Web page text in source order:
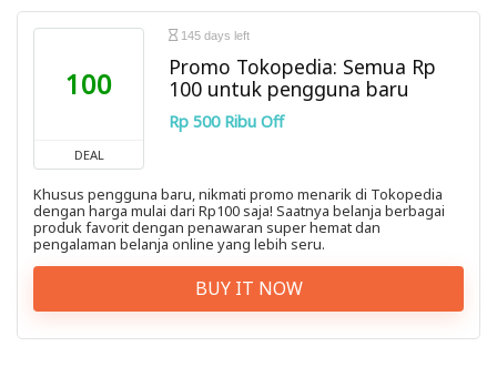
100
DEAL
145 days left
Promo Tokopedia: Semua Rp
100 untuk pengguna baru
Rp 500 Ribu Off
Khusus pengguna baru, nikmati promo menarik di Tokopedia
dengan harga mulai dari Rp100 saja! Saatnya belanja berbagai
produk favorit dengan penawaran super hemat dan
pengalaman belanja online yang lebih seru.
BUY IT NOW